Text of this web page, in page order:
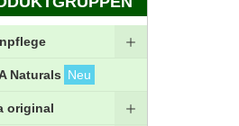
Naturals Neu
original